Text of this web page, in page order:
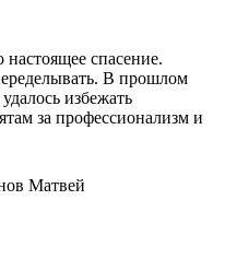
спасение.
В прошлом
избежать
за профессионализм и